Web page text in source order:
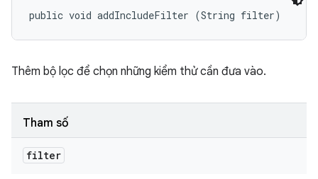
public void addIncludeFilter (String filter)
Thêm bộ lọc để chọn những kiểm thử cần đưa vào.
Tham số
filter